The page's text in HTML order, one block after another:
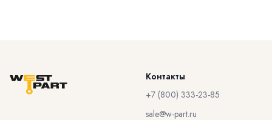
Контакты
+7 (800) 333-23-85
sale@w-part.ru